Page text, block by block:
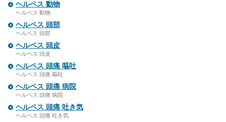
ヘルペス 動物
ヘルペス 動物
ヘルペス 頭部
ヘルペス 頭部
ヘルペス 頭皮
ヘルペス 頭皮
ヘルペス 頭痛 嘔吐
ヘルペス 頭痛 嘔吐
ヘルペス 頭痛 病院
ヘルペス 頭痛 病院
ヘルペス 頭痛 吐き気
ヘルペス 頭痛 吐き気